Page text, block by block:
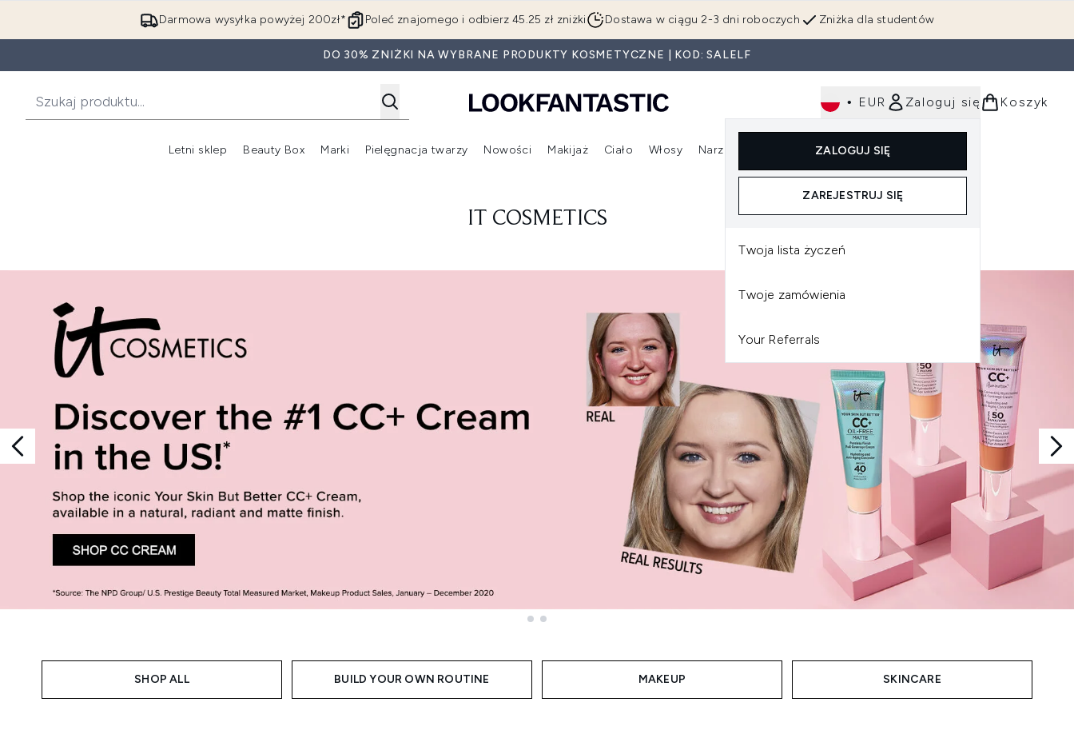
Przejdź do głównej treści
Darmowa wysyłka powyżej 200zł* Zniżka dla studentów
Poleć znajomego i odbierz 45.25 zł zniżki Dostawa w ciągu 2-3 dni roboczych
DO 30% ZNIŻKI NA WYBRANE PRODUKTY KOSMETYCZNE | KOD: SALELF
• EUR Zaloguj się
ZALOGUJ SIĘ
ZAREJESTRUJ SIĘ
Twoja lista życzeń
Twoje zamówienia
Your Referrals
Koszyk
Letni sklep Beauty Box
Wejdź do podmenu (Beauty Box)
Marki
Wejdź do podmenu (Marki)
Pielęgnacja twarzy
Wejdź do podmenu (Pielęgnacja twarzy)
Nowości
Wejdź do podmenu (Nowości)
Makijaż
Wejdź do podmenu (Makijaż)
Ciało Włosy
Wejdź do podmenu (Włosy)
Narzędzia
Wejdź do podmenu (Narzędzia)
Dla mężczyzn
IT COSMETICS
SHOP ALL BUILD YOUR OWN ROUTINE MAKEUP SKINCARE